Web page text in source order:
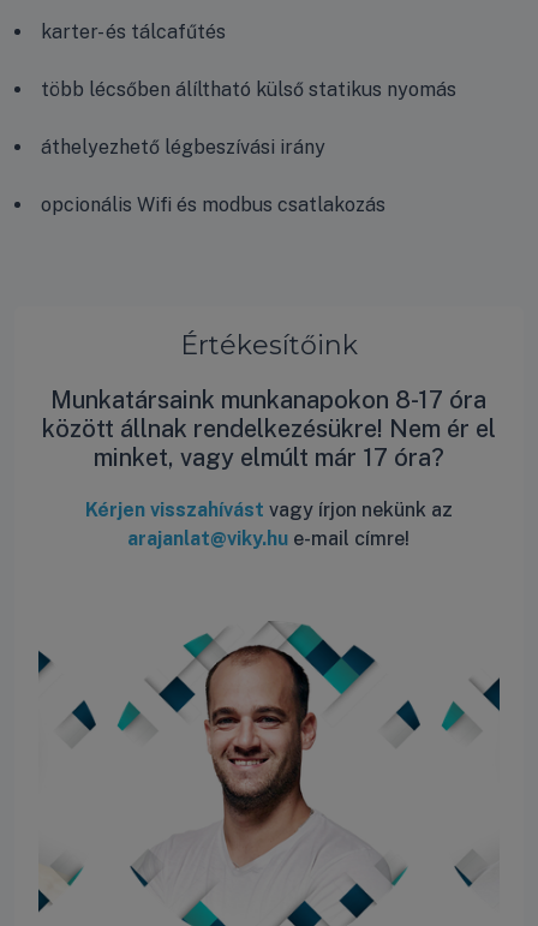
Értékesítőink
Munkatársaink munkanapokon 8-17 óra
között állnak rendelkezésükre! Nem ér el
minket, vagy elmúlt már 17 óra?
Kérjen visszahívást vagy írjon nekünk az
arajanlat@viky.hu e-mail címre!
karter- és tálcafűtés
több lécsőben álíltható külső statikus nyomás
áthelyezhető légbeszívási irány
opcionális Wifi és modbus csatlakozás